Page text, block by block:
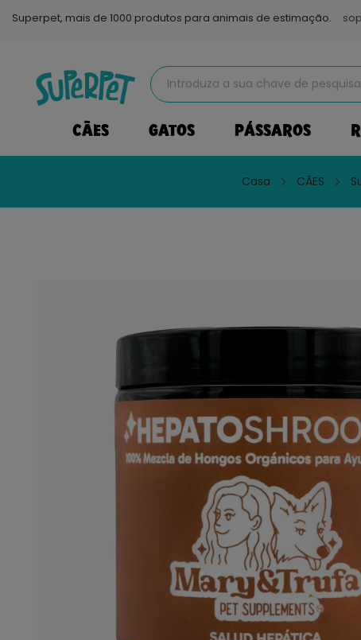
Superpet, mais de 1000 produtos para animais de estimação.
CÃES GATOS PÁSSAROS
Casa CÃES